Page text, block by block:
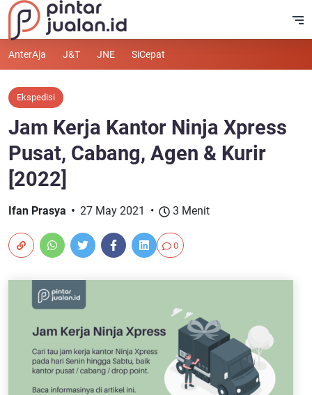
AnterAja J&T JNE SiCepat
Ekspedisi
Jam Kerja Kantor Ninja Xpress
Pusat, Cabang, Agen & Kurir
[2022]
Ifan Prasya 27 May 2021 3 Menit
0